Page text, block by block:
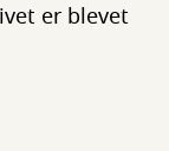
er blevet